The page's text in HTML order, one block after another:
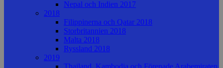
Nepal och Indien 2017
2018
Filippinerna och Qatar 2018
Storbritannien 2018
Malta 2018
Ryssland 2018
2019
Thailand, Kambodja och Förenade Arabemiraten